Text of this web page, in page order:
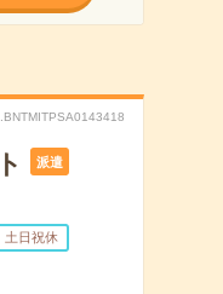
派遣
土日祝休